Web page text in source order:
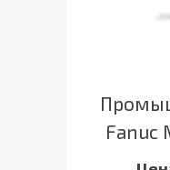
Fanuc